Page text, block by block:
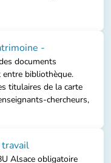
-
documents
bibliothèque.
titulaires de la carte
chercheurs,
travail
Alsace obligatoire